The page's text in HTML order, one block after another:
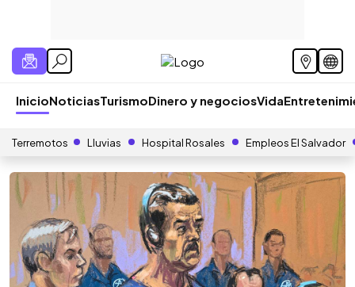
InicioNoticiasTurismoDinero y negociosVida
Terremotos Lluvias Hospital Rosales Empleos El Salvador